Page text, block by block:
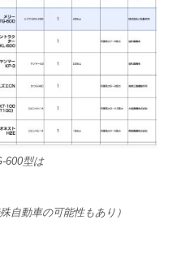
600型は
自動車の可能性もあり）